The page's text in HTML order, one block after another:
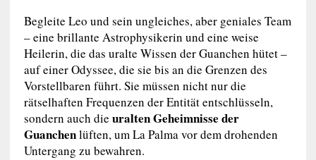
Begleite Leo und sein ungleiches, aber geniales Team
– eine brillante Astrophysikerin und eine weise
Heilerin, die das uralte Wissen der Guanchen hütet –
auf einer Odyssee, die sie bis an die Grenzen des
Vorstellbaren führt. Sie müssen nicht nur die
rätselhaften Frequenzen der Entität entschlüsseln,
sondern auch die uralten Geheimnisse der
Guanchenlüften, um La Palma vor dem drohenden
Untergang zu bewahren.